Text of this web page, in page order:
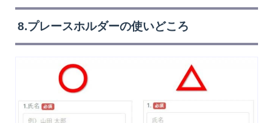
8.プレースホルダーの使いどころ